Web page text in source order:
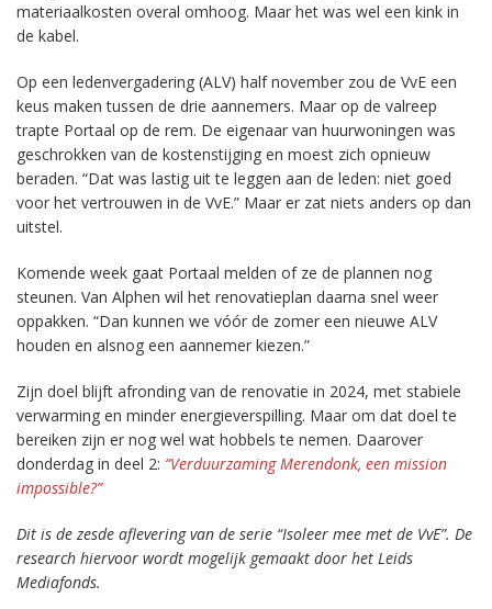
materiaalkosten overal omhoog. Maar het was wel een kink in
de kabel.
Op een ledenvergadering (ALV) half november zou de VvE een
keus maken tussen de drie aannemers. Maar op de valreep
trapte Portaal op de rem. De eigenaar van huurwoningen was
geschrokken van de kostenstijging en moest zich opnieuw
beraden. “Dat was lastig uit te leggen aan de leden: niet goed
voor het vertrouwen in de VvE.” Maar er zat niets anders op dan
uitstel.
Komende week gaat Portaal melden of ze de plannen nog
steunen. Van Alphen wil het renovatieplan daarna snel weer
oppakken. “Dan kunnen we vóór de zomer een nieuwe ALV
houden en alsnog een aannemer kiezen.”
Zijn doel blijft afronding van de renovatie in 2024, met stabiele
verwarming en minder energieverspilling. Maar om dat doel te
bereiken zijn er nog wel wat hobbels te nemen. Daarover
donderdag in deel 2: “Verduurzaming Merendonk, een mission
impossible?”
Dit is de zesde aflevering van de serie “Isoleer mee met de VvE”. De
research hiervoor wordt mogelijk gemaakt door het Leids
Mediafonds.